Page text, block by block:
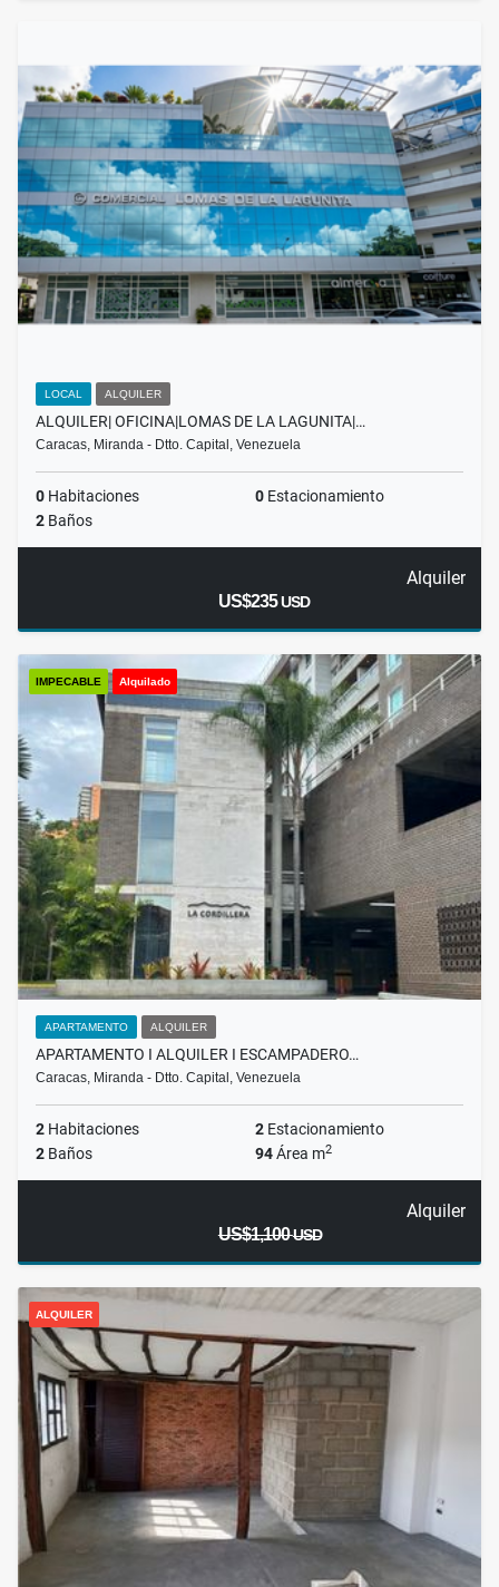
LOCAL ALQUILER
ALQUILER| OFICINA|LOMAS DE LA LAGUNITA|…
Caracas, Miranda - Dtto. Capital, Venezuela
0 Habitaciones 0 Estacionamiento
2 Baños
Alquiler
US$235USD
IMPECABLE Alquilado
APARTAMENTO ALQUILER
APARTAMENTO I ALQUILER I ESCAMPADERO…
Caracas, Miranda - Dtto. Capital, Venezuela
2 Habitaciones 2 Estacionamiento
2 Baños 94Área m2
Alquiler
US$1,100USD
ALQUILER